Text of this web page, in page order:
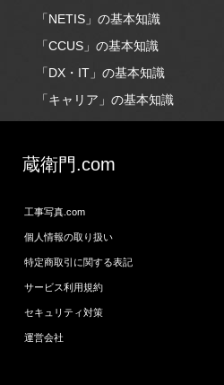
「NETIS」の基本知識
「CCUS」の基本知識
「DX・IT」の基本知識
「キャリア」の基本知識
蔵衛門.com
工事写真.com
個人情報の取り扱い
特定商取引に関する表記
サービス利用規約
セキュリティ対策
運営会社